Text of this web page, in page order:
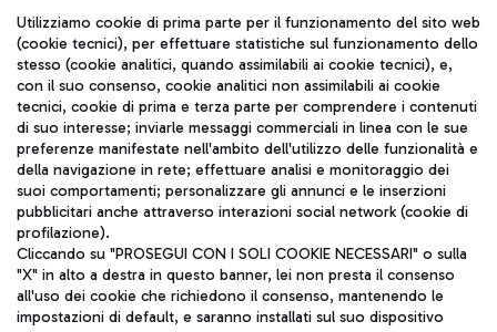
Seguici sui social
TRAVEL JOURNAL
ITA
Utilizziamo cookie di prima parte per il funzionamento del sito web
(cookie tecnici), per effettuare statistiche sul funzionamento dello
stesso (cookie analitici, quando assimilabili ai cookie tecnici), e,
con il suo consenso, cookie analitici non assimilabili ai cookie
tecnici, cookie di prima e terza parte per comprendere i contenuti
di suo interesse; inviarle messaggi commerciali in linea con le sue
preferenze manifestate nell'ambito dell'utilizzo delle funzionalità e
della navigazione in rete; effettuare analisi e monitoraggio dei
suoi comportamenti; personalizzare gli annunci e le inserzioni
pubblicitari anche attraverso interazioni social network (cookie di
profilazione).
Cliccando su "PROSEGUI CON I SOLI COOKIE NECESSARI" o sulla
"X" in alto a destra in questo banner, lei non presta il consenso
all'uso dei cookie che richiedono il consenso, mantenendo le
impostazioni di default, e saranno installati sul suo dispositivo